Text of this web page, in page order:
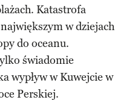
Katastrofa
w dziejach
do oceanu.
świadomie
wypływ w Kuwejcie w
Perskiej.